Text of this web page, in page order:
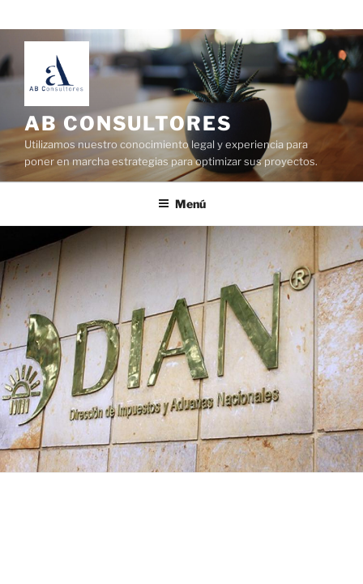
AB CONSULTORES
Utilizamos nuestro conocimiento legal y experiencia para
poner en marcha estrategias para optimizar sus proyectos.
Menú